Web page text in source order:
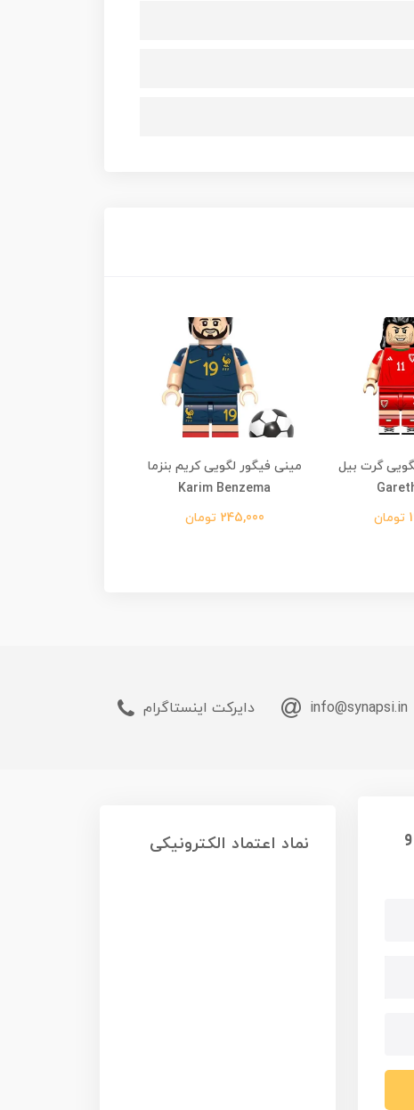
گرت بیل
مینی فیگور لگویی کریم بنزما
Karim Benzema
245,000 تومان
info@synapsi.in دایرکت اینستاگرام
نماد اعتماد الکترونیکی